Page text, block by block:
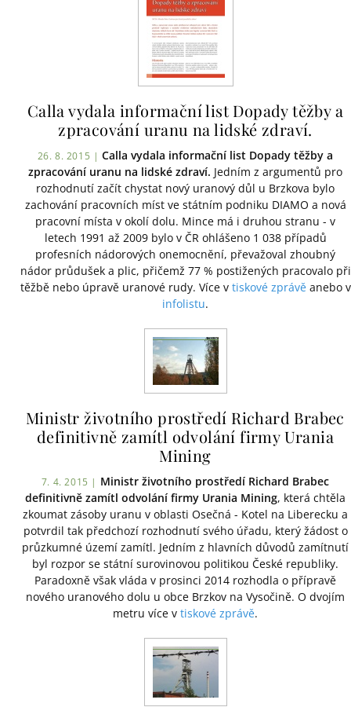
Calla vydala informační list Dopady těžby a
zpracování uranu na lidské zdraví.
26. 8. 2015 | Calla vydala informační list Dopady těžby a
zpracování uranu na lidské zdraví. Jedním z argumentů pro
rozhodnutí začít chystat nový uranový důl u Brzkova bylo
zachování pracovních míst ve státním podniku DIAMO a nová
pracovní místa v okolí dolu. Mince má i druhou stranu - v
letech 1991 až 2009 bylo v ČR ohlášeno 1 038 případů
profesních nádorových onemocnění, převažoval zhoubný
nádor průdušek a plic, přičemž 77 % postižených pracovalo při
těžbě nebo úpravě uranové rudy. Více v tiskové zprávěanebo v
infolistu.
Ministr životního prostředí Richard Brabec
definitivně zamítl odvolání firmy Urania
Mining
7. 4. 2015 | Ministr životního prostředí Richard Brabec
definitivně zamítl odvolání firmy Urania Mining, která chtěla
zkoumat zásoby uranu v oblasti Osečná - Kotel na Liberecku a
potvrdil tak předchozí rozhodnutí svého úřadu, který žádost o
průzkumné území zamítl. Jedním z hlavních důvodů zamítnutí
byl rozpor se státní surovinovou politikou České republiky.
Paradoxně však vláda v prosinci 2014 rozhodla o přípravě
nového uranového dolu u obce Brzkov na Vysočině. O dvojím
metru více v tiskové zprávě.